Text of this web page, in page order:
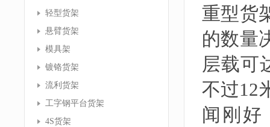
轻型货架
悬臂货架
模具架
镀铬货架
流利货架
工字钢平台货架
4S货架
重型货
的数量
层载可
不过12
闻刚好